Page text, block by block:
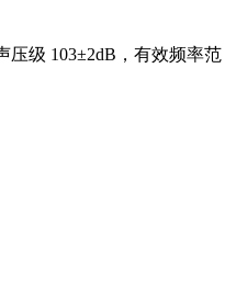
压级 103±2dB，有效频率范